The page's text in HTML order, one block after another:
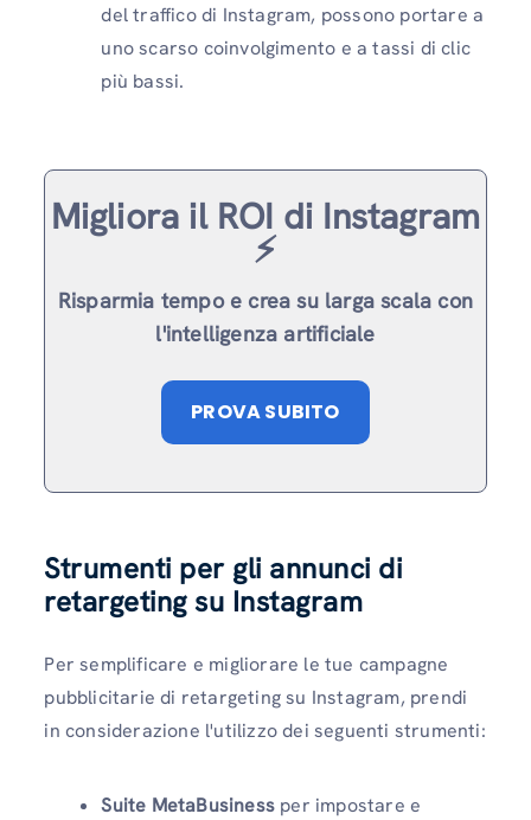
del traffico di Instagram, possono portare a
uno scarso coinvolgimento e a tassi di clic
più bassi.
Migliora il ROI di Instagram
⚡️
Risparmia tempo e crea su larga scala con
l'intelligenza artificiale
PROVA SUBITO
Strumenti per gli annunci di
retargeting su Instagram
Per semplificare e migliorare le tue campagne
pubblicitarie di retargeting su Instagram, prendi
in considerazione l'utilizzo dei seguenti strumenti:
Suite MetaBusiness per impostare e